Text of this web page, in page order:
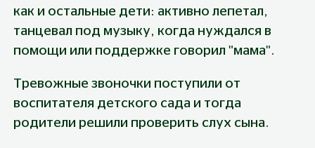
как и остальные дети: активно лепетал,
танцевал под музыку, когда нуждался в
помощи или поддержке говорил "мама".
Тревожные звоночки поступили от
воспитателя детского сада и тогда
родители решили проверить слух сына.